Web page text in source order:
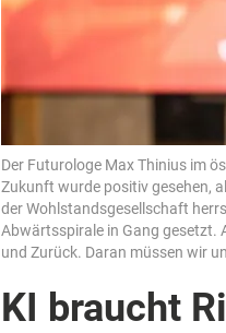
Der Futurologe Max Thinius im
Zukunft wurde positiv gesehen,
der Wohlstandsgesellschaft
Abwärtsspirale in Gang gesetzt.
und Zurück. Daran müssen wir
KI braucht